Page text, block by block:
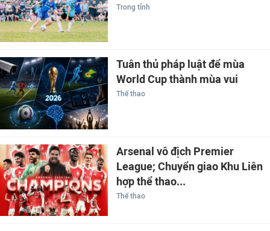
Trong tỉnh
Tuân thủ pháp luật để mùa
World Cup thành mùa vui
Thể thao
Arsenal vô địch Premier
League; Chuyển giao Khu Liên
hợp thể thao...
Thể thao